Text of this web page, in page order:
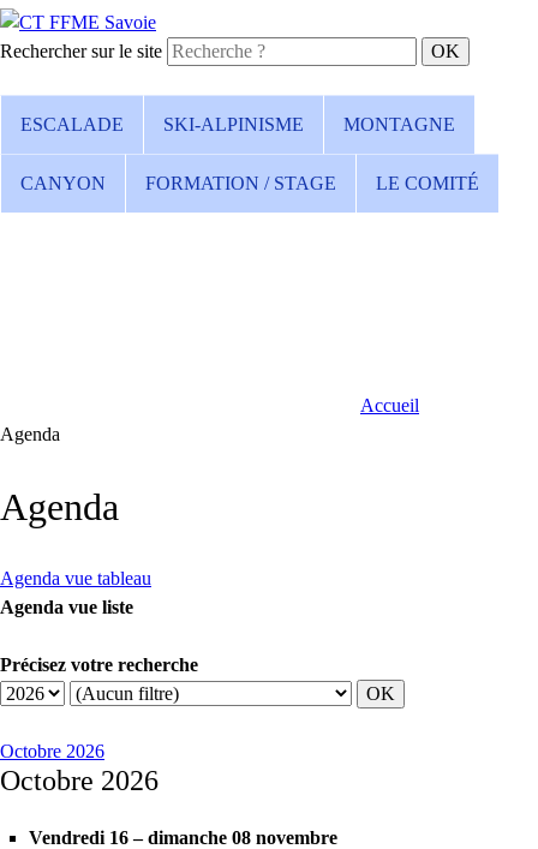
Rechercher sur le site
ESCALADE SKI-ALPINISME MONTAGNE
CANYON FORMATION / STAGE LE COMITÉ
Accueil
Agenda
Agenda
Agenda vue tableau
Agenda vue liste
Précisez votre recherche
Octobre 2026
Octobre 2026
Vendredi 16 – dimanche 08 novembre